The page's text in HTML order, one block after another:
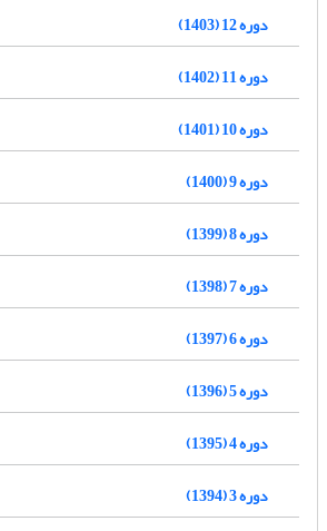
دوره 12 (1403)
دوره 11 (1402)
دوره 10 (1401)
دوره 9 (1400)
دوره 8 (1399)
دوره 7 (1398)
دوره 6 (1397)
دوره 5 (1396)
دوره 4 (1395)
دوره 3 (1394)